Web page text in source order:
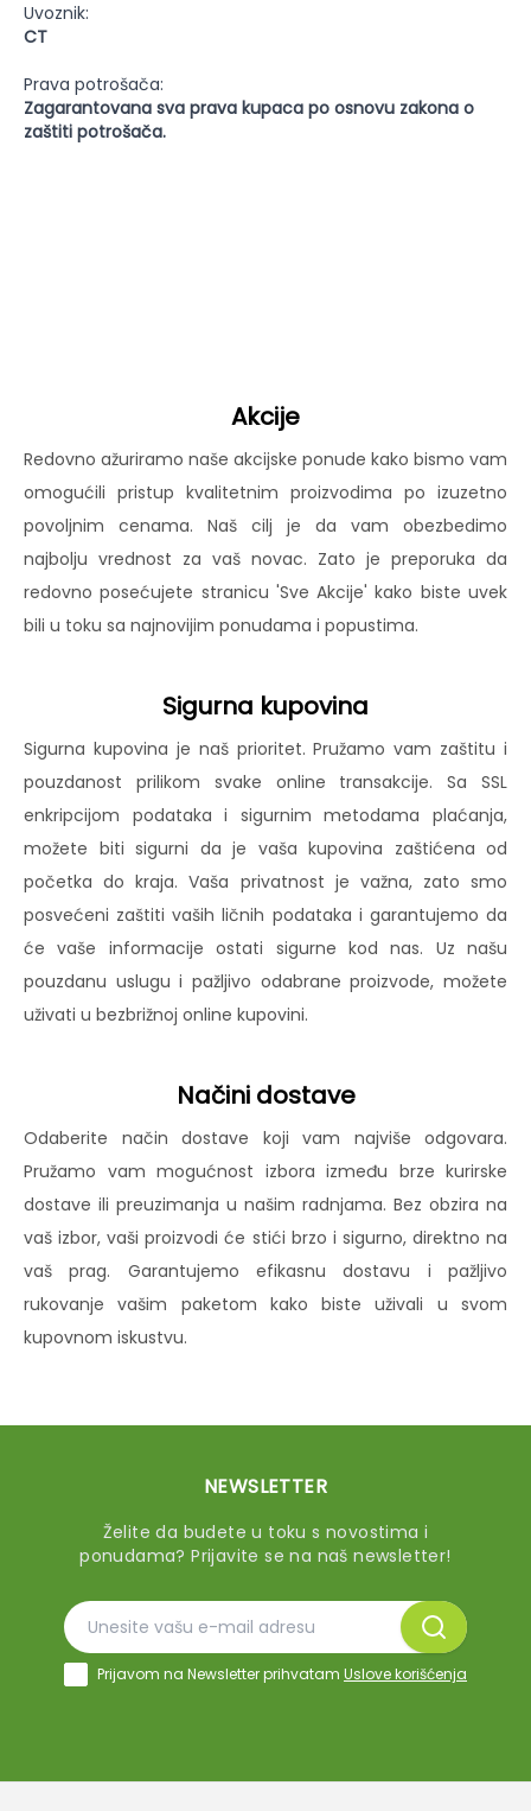
Uvoznik:
CT
Prava potrošača:
Zagarantovana sva prava kupaca po osnovu zakona o
zaštiti potrošača.
Akcije
Redovno ažuriramo naše akcijske ponude kako bismo vam
omogućili pristup kvalitetnim proizvodima po izuzetno
povoljnim cenama. Naš cilj je da vam obezbedimo
najbolju vrednost za vaš novac. Zato je preporuka da
redovno posećujete stranicu 'Sve Akcije' kako biste uvek
bili u toku sa najnovijim ponudama i popustima.
Sigurna kupovina
Sigurna kupovina je naš prioritet. Pružamo vam zaštitu i
pouzdanost prilikom svake online transakcije. Sa SSL
enkripcijom podataka i sigurnim metodama plaćanja,
možete biti sigurni da je vaša kupovina zaštićena od
početka do kraja. Vaša privatnost je važna, zato smo
posvećeni zaštiti vaših ličnih podataka i garantujemo da
će vaše informacije ostati sigurne kod nas. Uz našu
pouzdanu uslugu i pažljivo odabrane proizvode, možete
uživati u bezbrižnoj online kupovini.
Načini dostave
Odaberite način dostave koji vam najviše odgovara.
Pružamo vam mogućnost izbora između brze kurirske
dostave ili preuzimanja u našim radnjama. Bez obzira na
vaš izbor, vaši proizvodi će stići brzo i sigurno, direktno na
vaš prag. Garantujemo efikasnu dostavu i pažljivo
rukovanje vašim paketom kako biste uživali u svom
kupovnom iskustvu.
NEWSLETTER
Želite da budete u toku s novostima i
ponudama? Prijavite se na naš newsletter!
Prijavom na Newsletter prihvatam Uslove korišćenja